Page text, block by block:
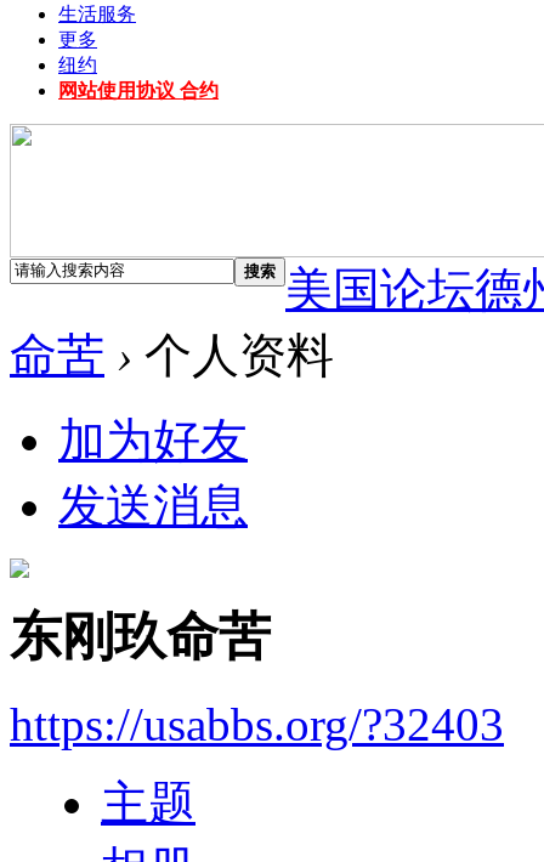
生活服务
更多
纽约
网站使用协议 合约
搜索
美国论坛德
命苦 › 个人资料
加为好友
发送消息
东刚玖命苦
https://usabbs.org/?32403
主题